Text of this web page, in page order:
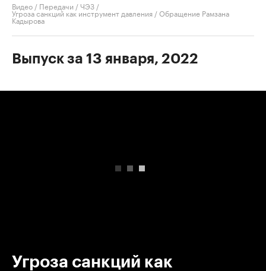
Видео / Передачи /ЧЭЗ /
Угроза санкций как инструмент давления / Обращение Рамзана
Кадырова
Выпуск за 13 января, 2022
Угроза санкций как